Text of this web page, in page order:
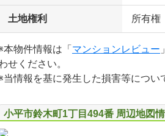
土地権利 所有権
本物件情報は「 マンションレビュー
せください。
当情報を基に発生した損害等につい
小平市鈴木町1丁目494番 周辺地図